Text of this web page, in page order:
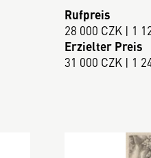
Rufpreis
28 000 CZK | 1
Erzielter Preis
31 000 CZK | 1